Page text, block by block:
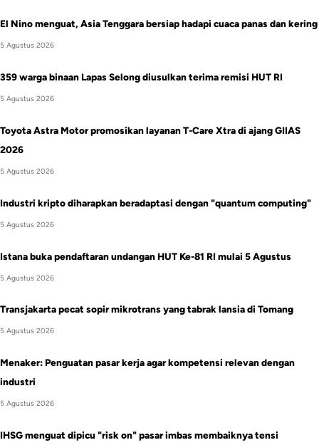
El Nino menguat, Asia Tenggara bersiap hadapi cuaca panas dan kering
5 Agustus 2026
359 warga binaan Lapas Selong diusulkan terima remisi HUT RI
5 Agustus 2026
Toyota Astra Motor promosikan layanan T-Care Xtra di ajang GIIAS
2026
5 Agustus 2026
Industri kripto diharapkan beradaptasi dengan "quantum computing"
5 Agustus 2026
Istana buka pendaftaran undangan HUT Ke-81 RI mulai 5 Agustus
5 Agustus 2026
Transjakarta pecat sopir mikrotrans yang tabrak lansia di Tomang
5 Agustus 2026
Menaker: Penguatan pasar kerja agar kompetensi relevan dengan
industri
5 Agustus 2026
IHSG menguat dipicu "risk on" pasar imbas membaiknya tensi